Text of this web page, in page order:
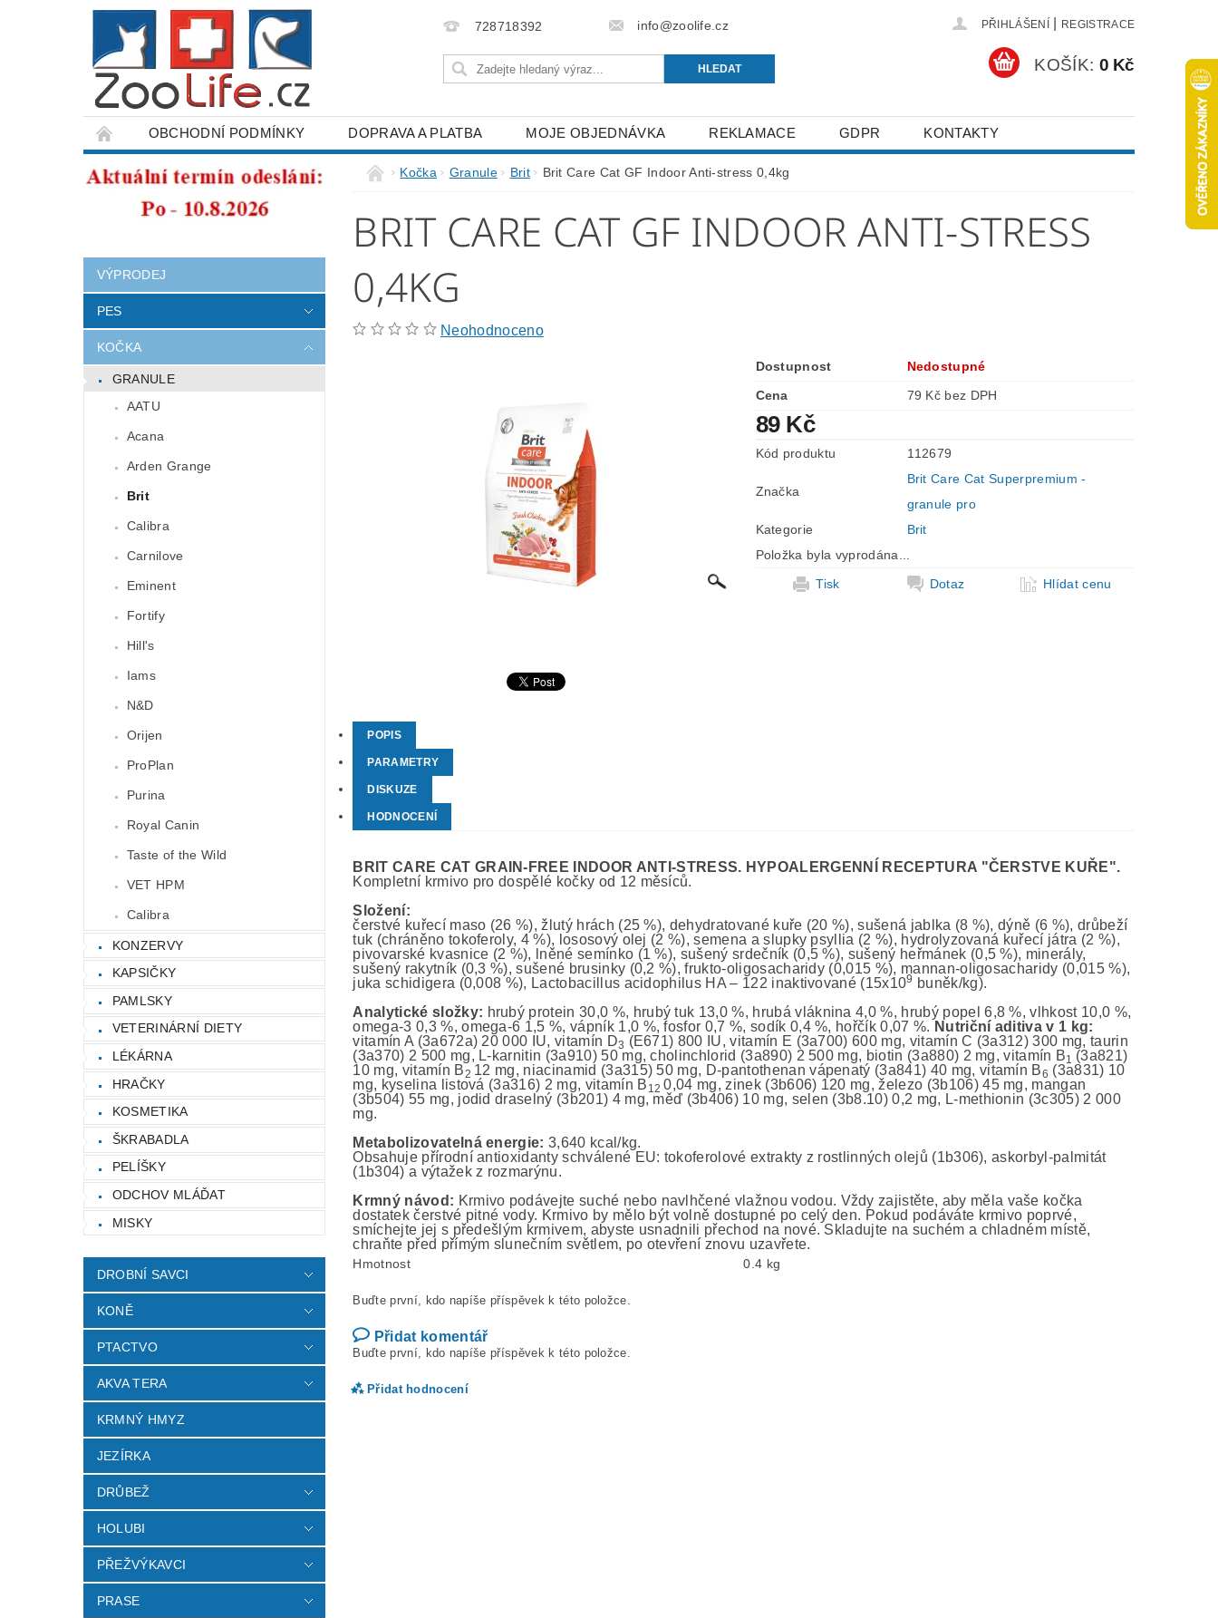
728718392 info@zoolife.cz PŘIHLÁŠENÍ REGISTRACE
KOŠÍK: 0 Kč
OBCHODNÍ PODMÍNKY DOPRAVA A PLATBA MOJE OBJEDNÁVKA REKLAMACE GDPR KONTAKTY
ODSTOUPENÍ OD SMLOUVY
VÝPRODEJ
PES
KOČKA
GRANULE
AATU
Acana
Arden Grange
Brit
Calibra
Carnilove
Eminent
Fortify
Hill's
Iams
N&D
Orijen
ProPlan
Purina
Royal Canin
Taste of the Wild
VET HPM
Calibra
KONZERVY
KAPSIČKY
PAMLSKY
VETERINÁRNÍ DIETY
LÉKÁRNA
HRAČKY
KOSMETIKA
ŠKRABADLA
PELÍŠKY
ODCHOV MLÁĎAT
MISKY
DROBNÍ SAVCI
KONĚ
PTACTVO
AKVA TERA
KRMNÝ HMYZ
JEZÍRKA
DRŮBEŽ
HOLUBI
PŘEŽVÝKAVCI
PRASE
Kočka Granule Brit Brit Care Cat GF Indoor Anti-stress 0,4kg
BRIT CARE CAT GF INDOOR ANTI-STRESS
0,4KG
Neohodnoceno
Dostupnost
Nedostupné
Cena
79 Kč bez DPH
89 Kč
Kód produktu 112679
Značka
Brit Care Cat Superpremium -
granule pro
Kategorie
Brit
Položka byla vyprodána...
Tisk
Dotaz Hlídat cenu
POPIS
PARAMETRY
DISKUZE
HODNOCENÍ
BRIT CARE CAT GRAIN-FREE INDOOR ANTI-STRESS. HYPOALERGENNÍ RECEPTURA "ČERSTVE KUŘE".
Kompletní krmivo pro dospělé kočky od 12 měsíců.
Složení:
čerstvé kuřecí maso (26 %), žlutý hrách (25 %), dehydratované kuře (20 %), sušená jablka (8 %), dýně (6 %), drůbeží
tuk (chráněno tokoferoly, 4 %), lososový olej (2 %), semena a slupky psyllia (2 %), hydrolyzovaná kuřecí játra (2 %),
pivovarské kvasnice (2 %), lněné semínko (1 %), sušený srdečník (0,5 %), sušený heřmánek (0,5 %), minerály,
sušený rakytník (0,3 %), sušené brusinky (0,2 %), frukto-oligosacharidy (0,015 %), mannan-oligosacharidy (0,015 %),
juka schidigera (0,008 %), Lactobacillus acidophilus HA – 122 inaktivované (15x109 buněk/kg).
Analytické složky: hrubý protein 30,0 %, hrubý tuk 13,0 %, hrubá vláknina 4,0 %, hrubý popel 6,8 %, vlhkost 10,0 %,
omega-3 0,3 %, omega-6 1,5 %, vápník 1,0 %, fosfor 0,7 %, sodík 0,4 %, hořčík 0,07 %. Nutriční aditiva v 1 kg:
vitamín A (3a672a) 20 000 IU, vitamín D3 (E671) 800 IU, vitamín E (3a700) 600 mg, vitamín C (3a312) 300 mg, taurin
(3a370) 2 500 mg, L-karnitin (3a910) 50 mg, cholinchlorid (3a890) 2 500 mg, biotin (3a880) 2 mg, vitamín B1 (3a821)
10 mg, vitamín B2 12 mg, niacinamid (3a315) 50 mg, D-pantothenan vápenatý (3a841) 40 mg, vitamín B6 (3a831) 10
mg, kyselina listová (3a316) 2 mg, vitamín B 120,04 mg, zinek (3b606) 120 mg, železo (3b106) 45 mg, mangan
(3b504) 55 mg, jodid draselný (3b201) 4 mg, měď (3b406) 10 mg, selen (3b8.10) 0,2 mg, L-methionin (3c305) 2 000
mg.
Metabolizovatelná energie:3,640 kcal/kg.
Obsahuje přírodní antioxidanty schválené EU: tokoferolové extrakty z rostlinných olejů (1b306), askorbyl-palmitát
(1b304) a výtažek z rozmarýnu.
Krmný návod: Krmivo podávejte suché nebo navlhčené vlažnou vodou. Vždy zajistěte, aby měla vaše kočka
dostatek čerstvé pitné vody. Krmivo by mělo být volně dostupné po celý den. Pokud podáváte krmivo poprvé,
smíchejte jej s předešlým krmivem, abyste usnadnili přechod na nové. Skladujte na suchém a chladném místě,
chraňte před přímým slunečním světlem, po otevření znovu uzavřete.
Hmotnost 0.4 kg
Buďte první, kdo napíše příspěvek k této položce.
Přidat komentář
Buďte první, kdo napíše příspěvek k této položce.
Přidat hodnocení